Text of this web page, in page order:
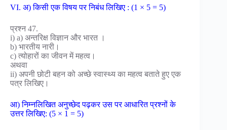
VI. अ) किसी एक विषय पर निबंध लिखिए : (1 × 5 = 5)
प्रश्न 47.
i) a) अन्तरिक्ष विज्ञान और भारत ।
b) भारतीय नारी।
c) त्योहारों का जीवन में महत्व।
अथवा
ii) अपनी छोटी बहन को अच्छे स्वास्थ्य का महत्व बताते हुए एक
पत्र लिखिए।
आ) निम्नलिखित अनुच्छेद पढ़कर उस पर आधारित प्रश्नों के
उत्तर लिखिए: (5 × 1 = 5)